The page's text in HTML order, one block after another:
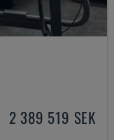
2 389 519 SEK